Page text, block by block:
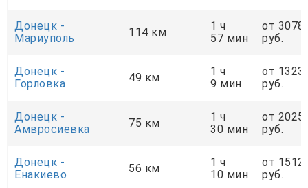
Донецк -
Мариуполь
114 км
1 ч
57 мин
от 3078
руб.
Донецк -
Горловка
49 км
1 ч
9 мин
от 1323
руб.
Донецк -
Амвросиевка
75 км
1 ч
30 мин
от 2025
руб.
Донецк -
Енакиево
56 км
1 ч
10 мин
от 1512
руб.